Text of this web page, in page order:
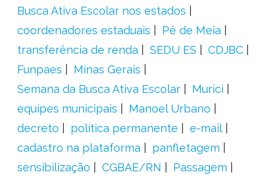
Busca Ativa Escolar nos estados
coordenadores estaduais
Pé de Meia
transferência de renda
SEDU ES
CDJBC
Funpaes
Minas Gerais
Semana da Busca Ativa Escolar
Murici
equipes municipais
Manoel Urbano
decreto
política permanente
e-mail
cadastro na plataforma
panfletagem
sensibilização
CGBAE/RN
Passagem